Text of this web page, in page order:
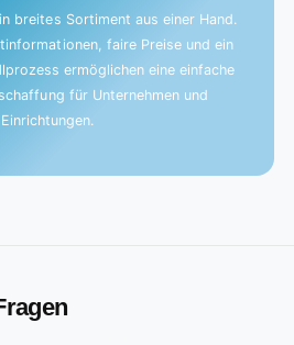
breites Sortiment aus einer Hand.
faire Preise und ein
ermöglichen eine einfache
für Unternehmen und
Einrichtungen.